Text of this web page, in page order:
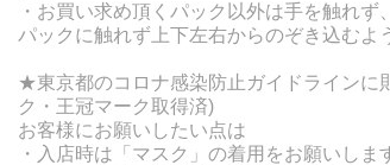
・お買い求め頂くパック以外は手を触れず、
パックに触れず上下左右からのぞき込むよ
★東京都のコロナ感染防止ガイドラインに
ク・王冠マーク取得済)
お客様にお願いしたい点は
・入店時は「マスク」の着用をお願いしま